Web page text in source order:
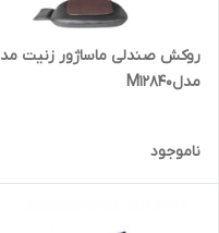
روکش صندلی ماساژور زنیت مد
مدلM12840
ناموجود